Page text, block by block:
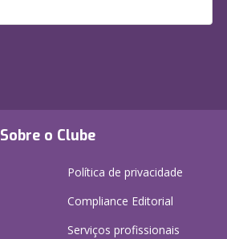
Sobre o Clube
Política de privacidade
Compliance Editorial
Serviços profissionais